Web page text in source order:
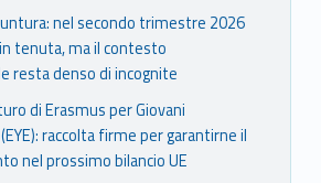
nel secondo trimestre 2026
tenuta, ma il contesto
resta denso di incognite
di Erasmus per Giovani
raccolta firme per garantirne il
nel prossimo bilancio UE